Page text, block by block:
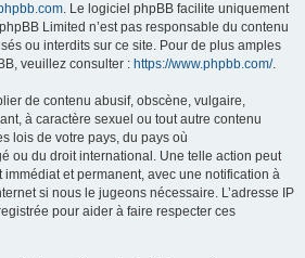
. Le logiciel phpBB facilite uniquement
Limited n’est pas responsable du contenu
ou interdits sur ce site. Pour de plus amples
veuillez consulter : https://www.phpbb.com/.
de contenu abusif, obscène, vulgaire,
à caractère sexuel ou tout autre contenu
lois de votre pays, du pays où
ou du droit international. Une telle action peut
et permanent, avec une notification à
si nous le jugeons nécessaire. L’adresse IP
pour aider à faire respecter ces